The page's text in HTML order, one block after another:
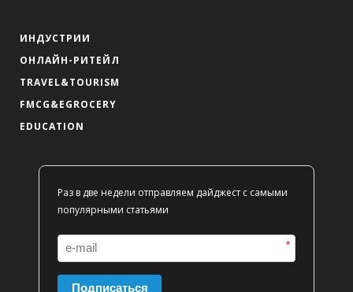
ИНДУСТРИИ
ОНЛАЙН-РИТЕЙЛ
TRAVEL&TOURISM
FMCG&EGROCERY
EDUCATION
Раз в две недели отправляем дайджест с самыми
популярными статьями
*
Подписаться